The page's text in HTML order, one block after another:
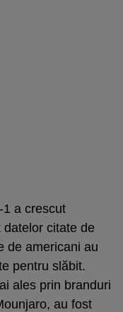
1 a crescut
citate de
de americani au
pentru slăbit.
ales prin branduri
au fost